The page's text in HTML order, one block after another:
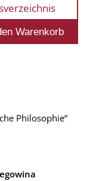
Philosophie“